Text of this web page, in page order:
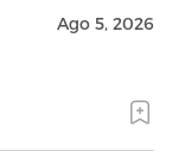
Ago 5, 2026